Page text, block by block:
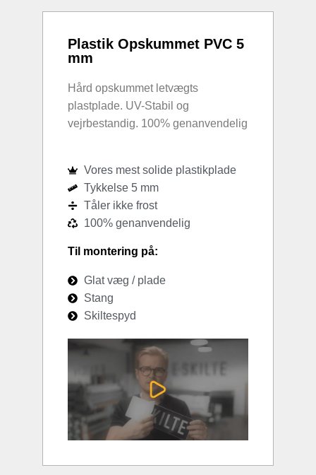
Plastik Opskummet PVC 5
mm
Hård opskummet letvægts
plastplade. UV-Stabil og
vejrbestandig. 100% genanvendelig
Vores mest solide plastikplade
Tykkelse 5 mm
Tåler ikke frost
100% genanvendelig
Til montering på:
Glat væg / plade
Stang
Skiltespyd